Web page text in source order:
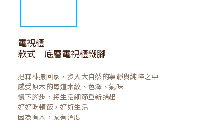
電視櫃
款式｜底層電視櫃鐵腳
把森林搬回家，步入大自然的寧靜與純粹之中
感受原木的每道木紋、色澤、氣味
慢下腳步，將生活細節重新拾起
好好吃頓飯，好好生活
因為有木，家有溫度